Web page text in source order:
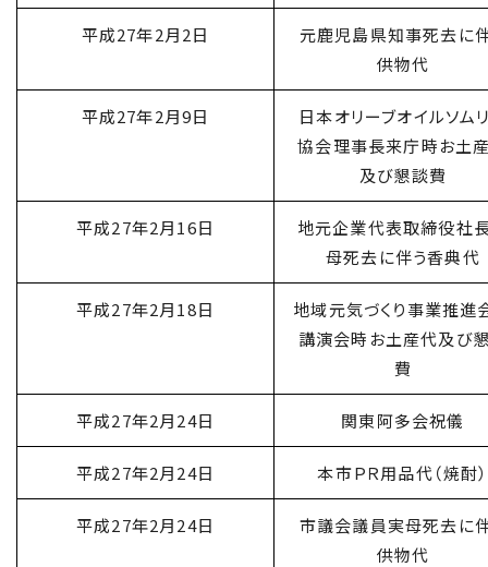
平成27年2月2日
元鹿児島県知事死去に
供物代
平成27年2月9日
日本オリーブオイルソム
協会理事長来庁時お土
及び懇談費
平成27年2月16日
地元企業代表取締役社
母死去に伴う香典代
平成27年2月18日
地域元気づくり事業推進
講演会時お土産代及び
費
平成27年2月24日 関東阿多会祝儀
平成27年2月24日 本市ＰＲ用品代（焼酎）
平成27年2月24日
市議会議員実母死去に
供物代